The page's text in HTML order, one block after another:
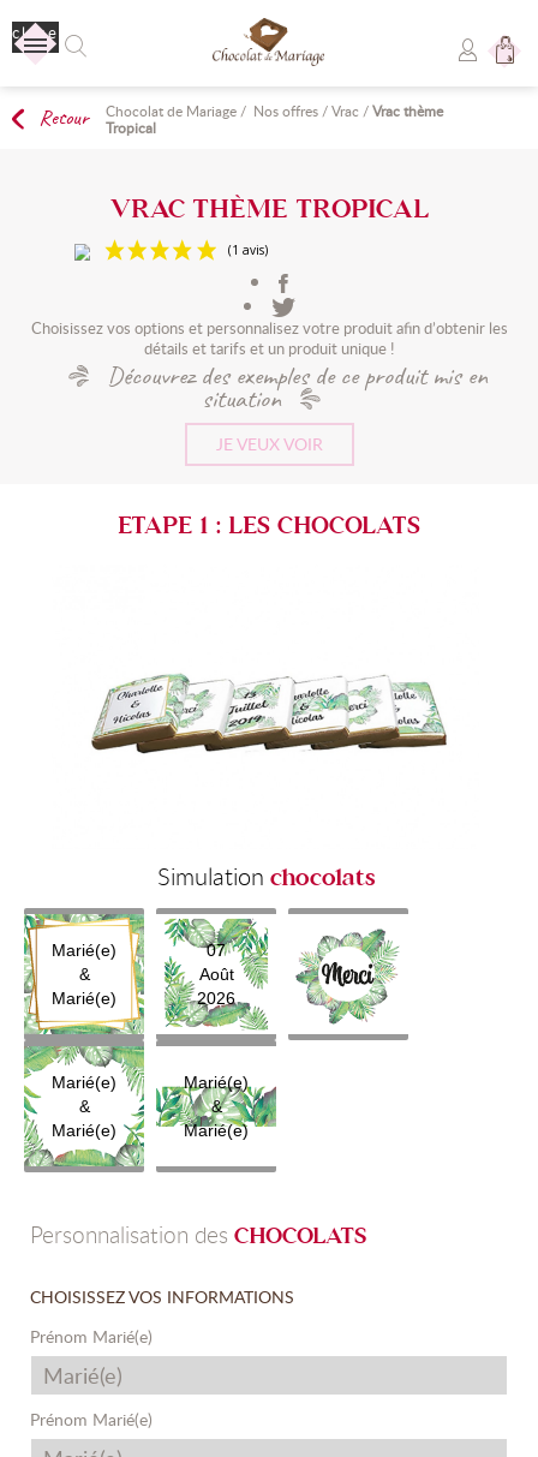
close
Aucun produit
TOTAL
COMMANDER
Retour Chocolat de Mariage/ Nos offres/Vrac /Vrac thème
Tropical
VRAC THÈME TROPICAL
(1 avis)
Choisissez vos options et personnalisez votre produit afin d’obtenir les
détails et tarifs et un produit unique !
Découvrez des exemples de ce produit mis en
situation
JE VEUX VOIR
ETAPE 1 : LES CHOCOLATS
Simulation chocolats
Marié(e)
&
Marié(e)
07
Août
2026
Marié(e)
&
Marié(e)
Marié(e)
&
Marié(e)
Personnalisation des CHOCOLATS
CHOISISSEZ VOS INFORMATIONS
Prénom Marié(e)
Prénom Marié(e)